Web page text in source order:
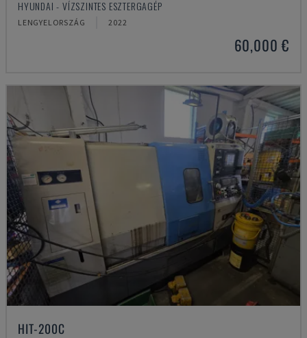
HYUNDAI - VÍZSZINTES ESZTERGAGÉP
LENGYELORSZÁG 2022
60,000 €
HIT-200C